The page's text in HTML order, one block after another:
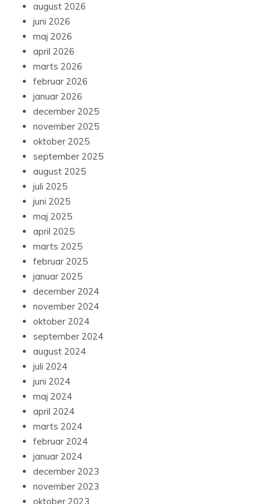
august 2026
juni 2026
maj 2026
april 2026
marts 2026
februar 2026
januar 2026
december 2025
november 2025
oktober 2025
september 2025
august 2025
juli 2025
juni 2025
maj 2025
april 2025
marts 2025
februar 2025
januar 2025
december 2024
november 2024
oktober 2024
september 2024
august 2024
juli 2024
juni 2024
maj 2024
april 2024
marts 2024
februar 2024
januar 2024
december 2023
november 2023
oktober 2023